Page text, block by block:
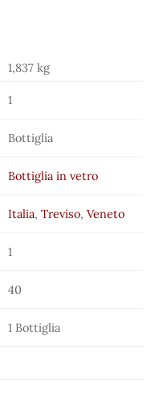
1,837 kg
1
Bottiglia
Bottiglia in vetro
Italia,Treviso,Veneto
1
40
1 Bottiglia